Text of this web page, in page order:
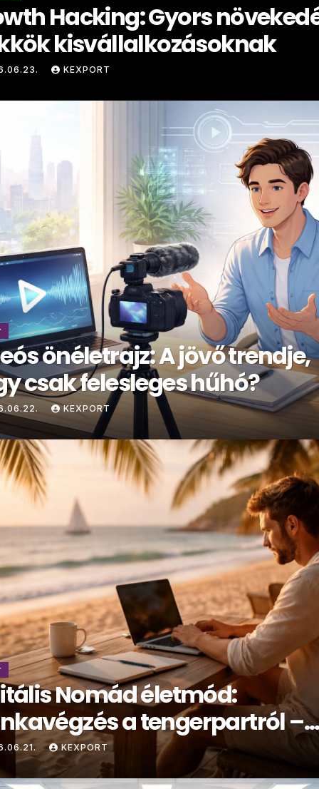
Hacking: Gyors
kisvállalkozásoknak
KEXPORT
önéletrajz: A jövő trendje,
csak felesleges hűhó?
KEXPORT
Nomád életmód:
a tengerpartról –
vagy mítosz?
KEXPORT